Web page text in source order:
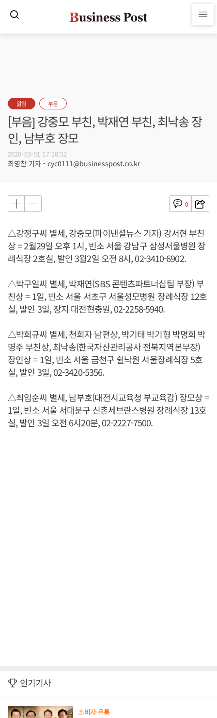
알림 부음
[부음] 강중모 부친, 박재연 부친, 최낙송 장
인, 남부호 장모
2020-03-01 17:18:52
최영찬 기자 - cyc0111@businesspost.co.kr
0
△강정구씨 별세, 강중모(파이낸셜뉴스 기자) 강서현 부친
상 = 2월29일 오후 1시, 빈소 서울 강남구 삼성서울병원 장
례식장 2호실, 발인 3월2일 오전 8시, 02-3410-6902.
△박구일씨 별세, 박재연(SBS 콘텐츠파트너십팀 부장) 부
친상 = 1일, 빈소 서울 서초구 서울성모병원 장례식장 12호
실, 발인 3일, 장지 대전현충원, 02-2258-5940.
△박희규씨 별세, 천희자 남편상, 박기태 박기형 박명희 박
명주 부친상, 최낙송(한국자산관리공사 전북지역본부장)
장인상 = 1일, 빈소 서울 금천구 쉴낙원 서울장례식장 5호
실, 발인 3일, 02-3420-5356.
△최임순씨 별세, 남부호(대전시교육청 부교육감) 장모상 =
1일, 빈소 서울 서대문구 신촌세브란스병원 장례식장 13호
실, 발인 3일 오전 6시20분, 02-2227-7500.
인기기사
소비자·유통